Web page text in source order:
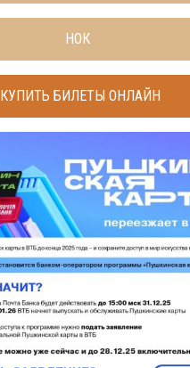
НОК
КУПИТЬ БИЛЕТЫ ОНЛАЙН